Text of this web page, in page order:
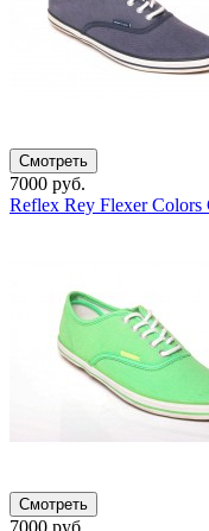
Смотреть
7000 руб.
Reflex Rey Flexer Colors
Смотреть